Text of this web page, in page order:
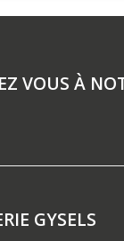
VOUS À
GYSELS